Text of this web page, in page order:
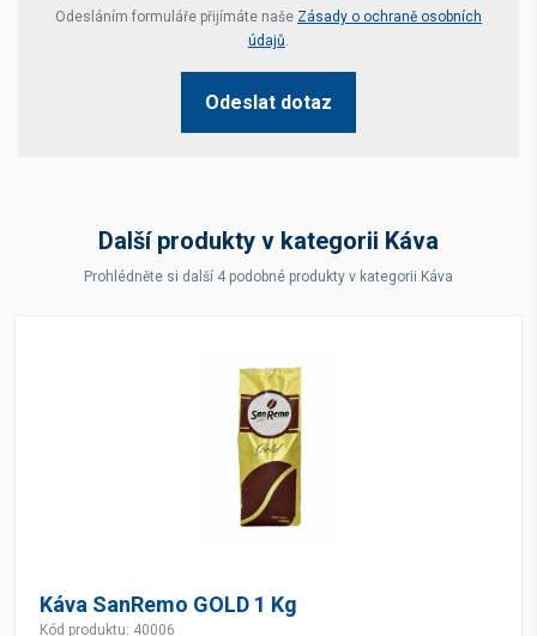
Your website *
Odesláním formuláře přijímáte naše Zásady o ochraně osobních
údajů.
Odeslat dotaz
Další produkty v kategorii Káva
Prohlédněte si další 4 podobné produkty v kategorii Káva
Káva SanRemo GOLD 1 Kg
Kód produktu: 40006